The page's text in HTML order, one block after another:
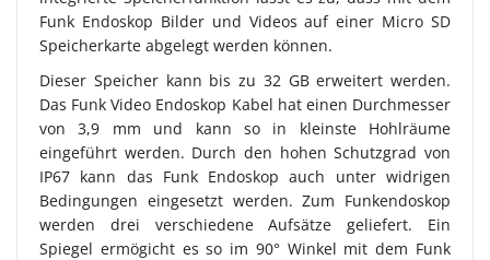
Funk Endoskop Bilder und Videos auf einer Micro SD
Speicherkarte abgelegt werden können.
Dieser Speicher kann bis zu 32 GB erweitert werden.
Das Funk Video Endoskop Kabel hat einen Durchmesser
von 3,9 mm und kann so in kleinste Hohlräume
eingeführt werden. Durch den hohen Schutzgrad von
IP67 kann das Funk Endoskop auch unter widrigen
Bedingungen eingesetzt werden. Zum Funkendoskop
werden drei verschiedene Aufsätze geliefert. Ein
Spiegel ermögicht es so im 90° Winkel mit dem Funk